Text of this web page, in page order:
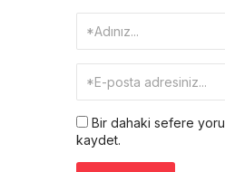
Bir dahaki sefere
kaydet.